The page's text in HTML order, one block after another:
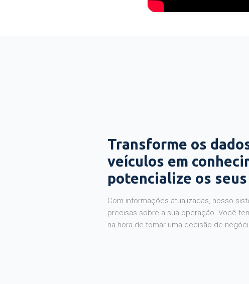
Transforme os
veículos em
potencialize os
Com informações atualizadas, nosso
precisas sobre a sua operação. Você
na hora de tomar uma decisão de